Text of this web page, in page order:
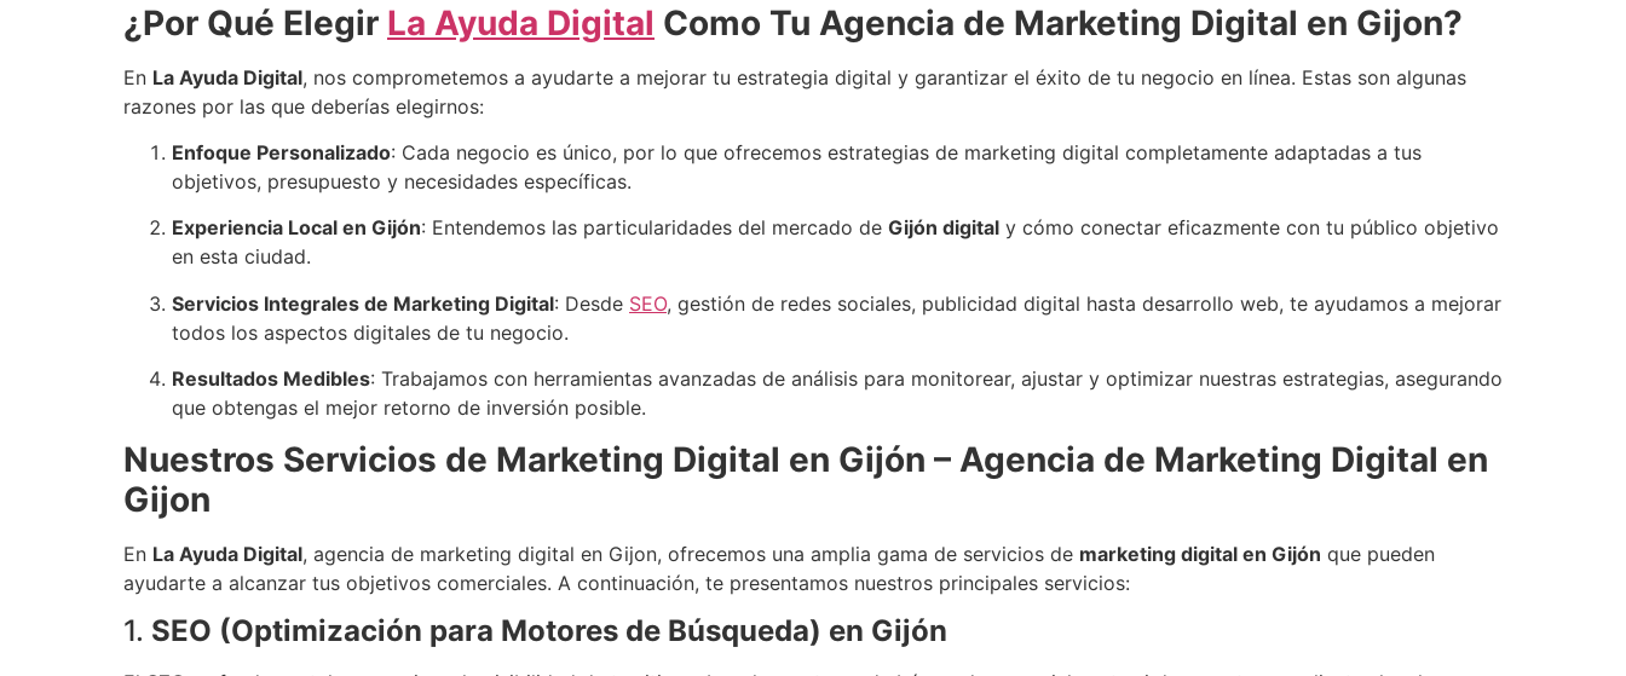
¿Por Qué Elegir La Ayuda Digital Como Tu Agencia de Marketing Digital en Gijon?
En La Ayuda Digital, nos comprometemos a ayudarte a mejorar tu estrategia digital y garantizar el éxito de tu negocio en línea. Estas son algunas
razones por las que deberías elegirnos:
Enfoque Personalizado: Cada negocio es único, por lo que ofrecemos estrategias de marketing digital completamente adaptadas a tus
objetivos, presupuesto y necesidades específicas.
Experiencia Local en Gijón: Entendemos las particularidades del mercado de Gijón digital y cómo conectar eficazmente con tu público objetivo
en esta ciudad.
Servicios Integrales de Marketing Digital: Desde SEO, gestión de redes sociales, publicidad digital hasta desarrollo web, te ayudamos a mejorar
todos los aspectos digitales de tu negocio.
Resultados Medibles: Trabajamos con herramientas avanzadas de análisis para monitorear, ajustar y optimizar nuestras estrategias, asegurando
que obtengas el mejor retorno de inversión posible.
Nuestros Servicios de Marketing Digital en Gijón – Agencia de Marketing Digital en
Gijon
En La Ayuda Digital, agencia de marketing digital en Gijon, ofrecemos una amplia gama de servicios de marketing digital en Gijón que pueden
ayudarte a alcanzar tus objetivos comerciales. A continuación, te presentamos nuestros principales servicios:
1. SEO (Optimización para Motores de Búsqueda) en Gijón